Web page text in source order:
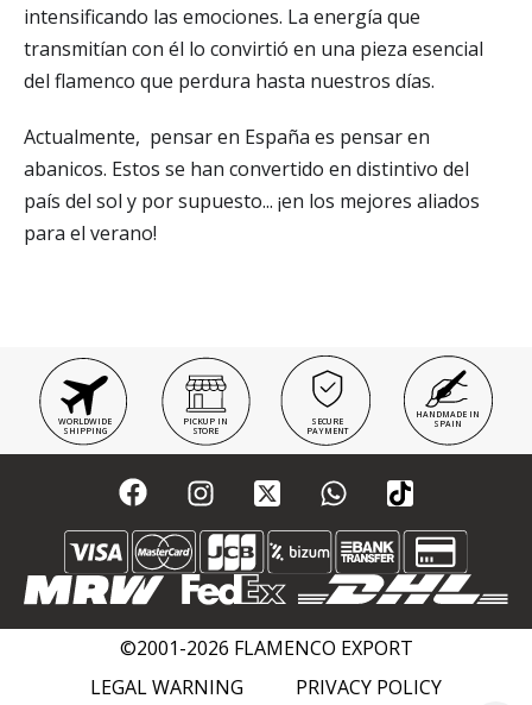
intensificando las emociones. La energía que
transmitían con él lo convirtió en una pieza esencial
del flamenco que perdura hasta nuestros días.
Actualmente, pensar en España es pensar en
abanicos. Estos se han convertido en distintivo del
país del sol y por supuesto... ¡en los mejores aliados
para el verano!
WORLDWIDE
SHIPPING
PICKUP IN
STORE
SECURE
PAYMENT
HANDMADE IN
SPAIN
©2001-2026 FLAMENCO EXPORT
LEGAL WARNING
PRIVACY POLICY